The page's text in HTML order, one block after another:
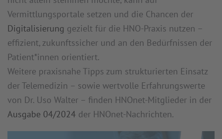
Vermittlungsportale setzen und die Chancen der
Digitalisierung gezielt für die HNO-Praxis nutzen –
effizient, zukunftssicher und an den Bedürfnissen der
Patient*innen orientiert.
Weitere praxisnahe Tipps zum strukturierten Einsatz
der Telemedizin – sowie wertvolle Erfahrungswerte
von Dr. Uso Walter – finden HNOnet-Mitglieder in der
Ausgabe 04/2024 der HNOnet-Nachrichten.